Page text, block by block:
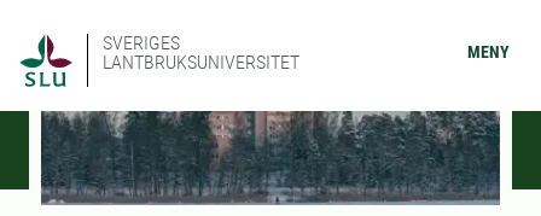
SVERIGES
LANTBRUKSUNIVERSITET
MENY